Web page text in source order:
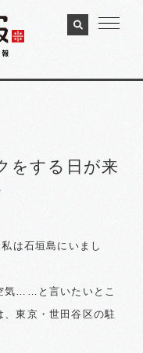
をする日が来
は石垣島にいまし
気……と言いたいとこ
東京・世田谷区の駐